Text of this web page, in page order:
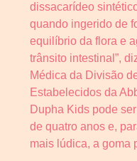
dissacarídeo
quando ingerido de
equilíbrio da flora e
trânsito intestinal”,
Médica da Divisão
Estabelecidos da
Dupha Kids pode
de quatro anos e,
mais lúdica, a goma